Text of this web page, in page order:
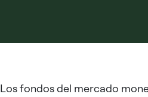
Los fondos del mercado